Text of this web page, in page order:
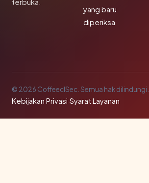
terbuka.
yang baru
diperiksa
© 2026 CoffeeclSec. Semua hak dilindungi.
Kebijakan Privasi·Syarat Layanan